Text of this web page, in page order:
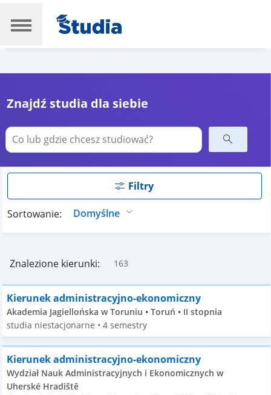
Znajdź studia dla siebie
Filtry
Sortowanie:
Znalezione kierunki: 163
Kierunek administracyjno-ekonomiczny
Akademia Jagiellońska w Toruniu • Toruń • II stopnia
studia niestacjonarne • 4 semestry
Kierunek administracyjno-ekonomiczny
Wydział Nauk Administracyjnych i Ekonomicznych w
Uherské Hradiště